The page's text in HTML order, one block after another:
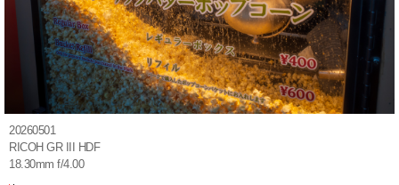
20260501
RICOH GR III HDF
18.30mm f/4.00